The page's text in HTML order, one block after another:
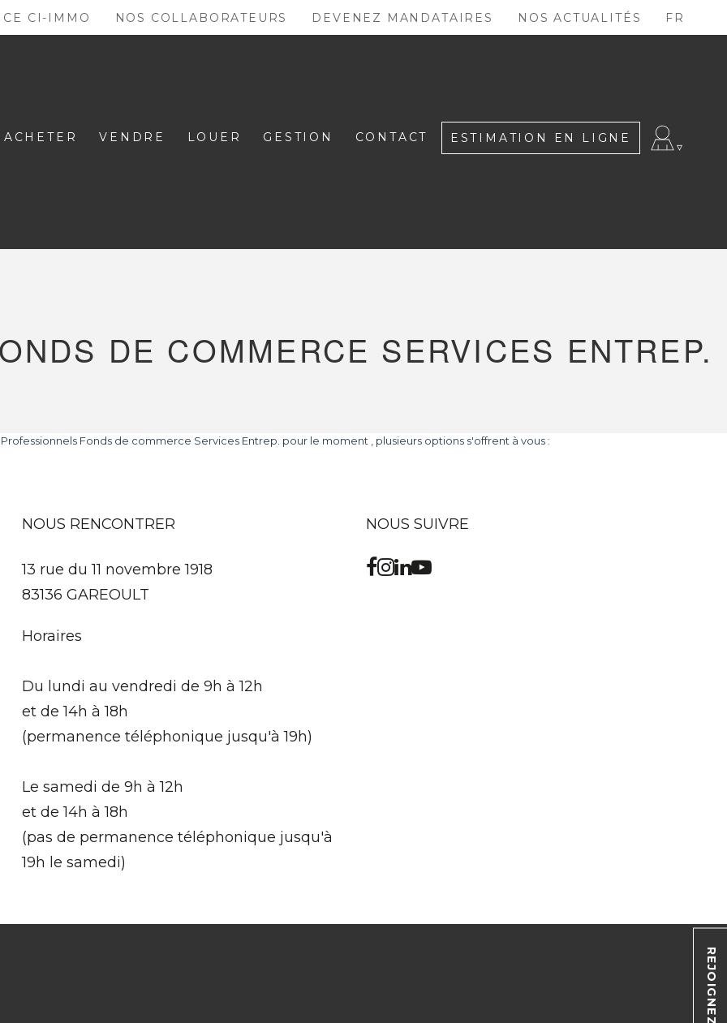
CI-IMMO NOS COLLABORATEURS DEVENEZ MANDATAIRES NOS ACTUALITÉS FR
ACHETER VENDRE LOUER GESTION CONTACT ESTIMATION EN LIGNE
DE COMMERCE SERVICES ENTREP.
Fonds de commerce Services Entrep. pour le moment , plusieurs options s'offrent à vous :
NOUS RENCONTRER
13 rue du 11 novembre 1918
83136 GAREOULT
Horaires
Du lundi au vendredi de 9h à 12h
et de 14h à 18h
(permanence téléphonique jusqu'à 19h)
Le samedi de 9h à 12h
et de 14h à 18h
(pas de permanence téléphonique jusqu'à
19h le samedi)
NOUS SUIVRE